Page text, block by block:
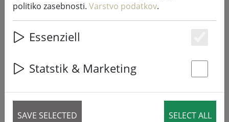
SHOW FILTERS
34 articles
ZNIŽANO! SALE
politiko zasebnosti. Varstvo podatkov.
Essenziell
Statstik & Marketing
SAVE SELECTED SELECT ALL